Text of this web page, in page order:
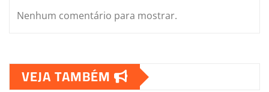
Nenhum comentário para mostrar.
VEJA TAMBÉM